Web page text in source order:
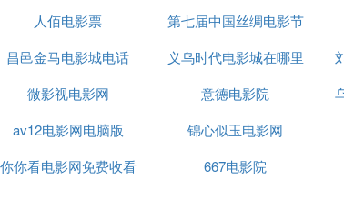
首选就是12306软件。毕竟它是官方推出来
关注度，在软件里面，各种服务功能还是挺
预订功能，对于没有时间去抢购车票的乘客
软件的首页面后，即可根据自身的出行需求
人佰电影票 第七届中国丝绸电影节
昌邑金马电影城电话 义乌时代电影城在哪里
微影视电影网 意德电影院
av12电影网电脑版 锦心似玉电影网
你你看电影网免费收看 667电影院